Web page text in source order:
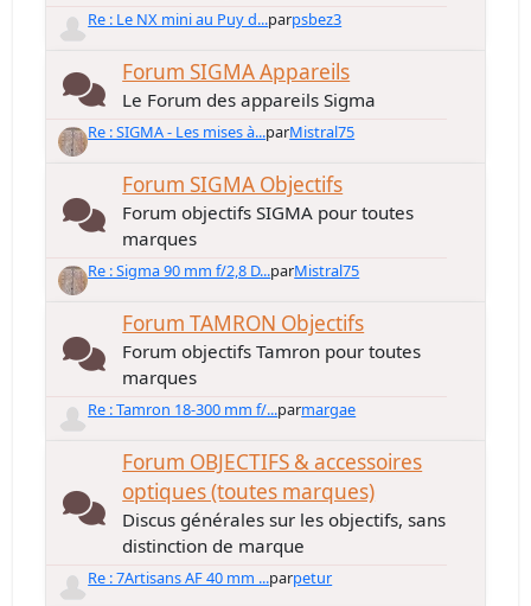
Re : Le NX mini au Puy d...parpsbez3
Forum SIGMA Appareils
Le Forum des appareils Sigma
Re : SIGMA - Les mises à...parMistral75
Forum SIGMA Objectifs
Forum objectifs SIGMA pour toutes
marques
Re : Sigma 90 mm f/2,8 D...parMistral75
Forum TAMRON Objectifs
Forum objectifs Tamron pour toutes
marques
Re : Tamron 18-300 mm f/...parmargae
Forum OBJECTIFS & accessoires
optiques (toutes marques)
Discus générales sur les objectifs, sans
distinction de marque
Re : 7Artisans AF 40 mm ...parpetur